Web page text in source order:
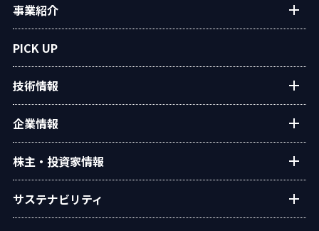
事業紹介
アフターサービス
民生熱エネルギー
設備・システム
PICK UP
技術情報
タクマの技術紹介
タクマ技報
学会発表
企業情報
ご挨拶
経営理念
会社概要
沿革
株主・投資家情報
個人投資家の皆様へ
経営方針・戦略
サステナビリティ